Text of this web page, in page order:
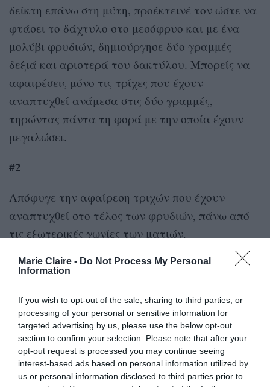
Marie Claire - Do Not Process My Personal
Information
If you wish to opt-out of the sale, sharing to third parties, or
processing of your personal or sensitive information for
targeted advertising by us, please use the below opt-out
section to confirm your selection. Please note that after your
opt-out request is processed you may continue seeing
interest-based ads based on personal information utilized by
us or personal information disclosed to third parties prior to
δείκτη επάνω στη μύτη, προέκτεινέ τον ώστε να
φτάσει το δάχτυλο στο μεσόφρυο και με ένα
μολύβι φρυδιών, δημιούργησε δύο γραμμές
δεξιά και αριστερά του δακτύλου. Μπορείς να
αφαιρέσεις μόνο τις τρίχες που έχουν
αναπτυχθεί ανάμεσα στις δύο γραμμές,
τηρώντας πάντα τη φορά με την οποία έχουν
μεγαλώσει.
#2
Απόφυγε την αφαίρεση τριχών που έχουν
αναπτυχθεί στο τέλος των φρυδιών, πάνω από
τις εξωτερικές γωνίες των ματιών.
#3
Για να “καθαρίσεις” την περιοχή κάτω από το
τόξο των φρυδιών, θα πρέπει πρώτα να τα
ζωγραφίσεις με μια απαλή σκιά ματιών, όπως
ακριβώς θα έκανες και στην περίπτωση του
μακιγιάζ, προτού βγεις έξω, με τη διαφορά, ότι